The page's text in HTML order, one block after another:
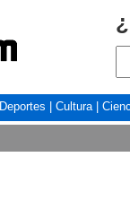
Deportes Cultura|